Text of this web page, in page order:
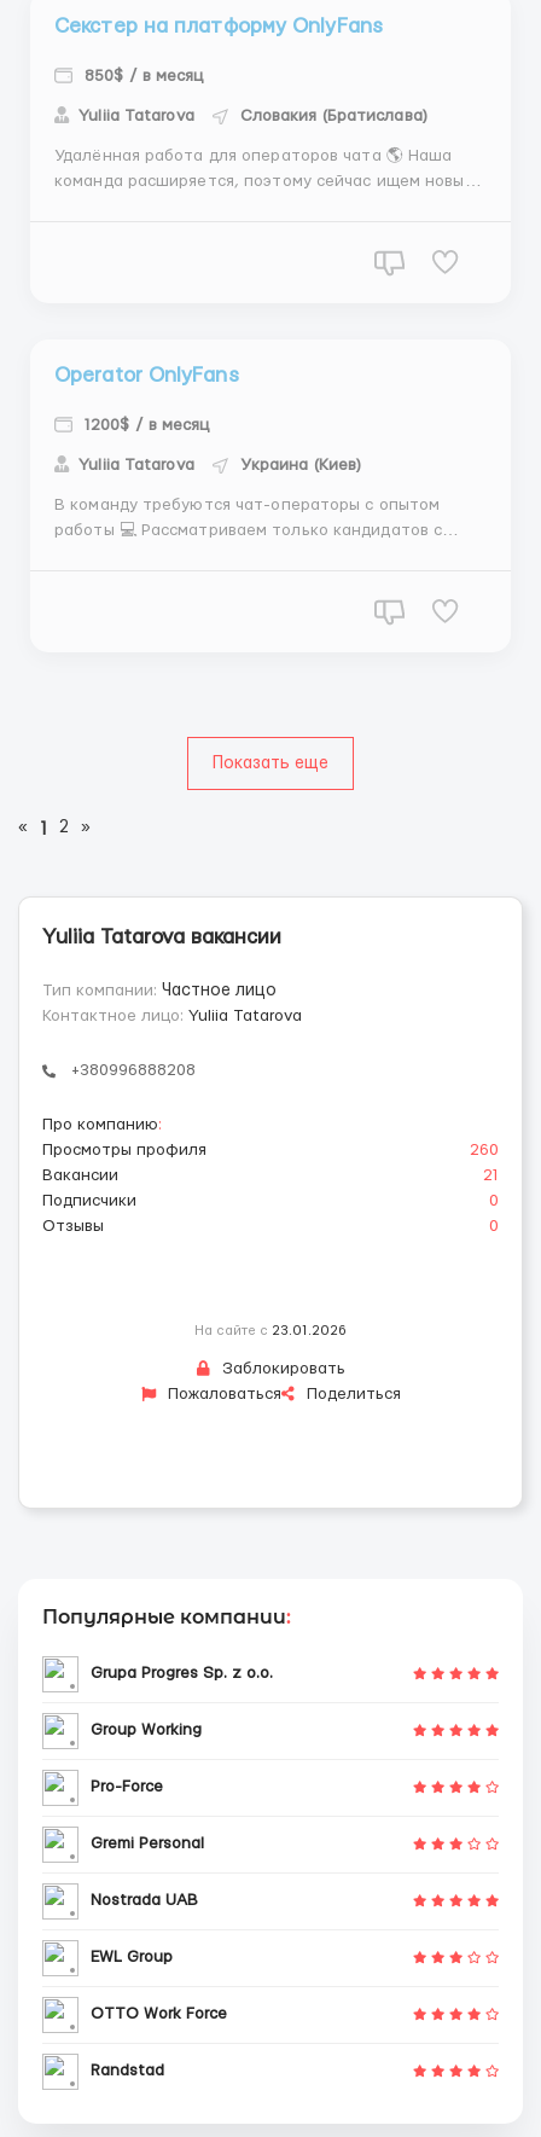
Секстер на платформу OnlyFans
850$ / в месяц
Yuliia Tatarova Словакия (Братислава)
Удалённая работа для операторов чата 🌎 Наша
команда расширяется, поэтому сейчас ищем новых
Обучение даже для новичков 🔹 Помощь
Operator OnlyFans
1200$ / в месяц
Yuliia Tatarova Украина (Киев)
В команду требуются чат-операторы с опытом
работы 💻 Рассматриваем только кандидатов с
специфику общения — будем рады сотрудничеству
Показать еще
« 2 »
Yuliia Tatarova вакансии
Тип компании: Частное лицо
Контактное лицо: Yuliia Tatarova
+380996888208
Про компанию:
Просмотры профиля
260
Вакансии
21
Подписчики
0
Отзывы
0
На сайте с 23.01.2026
Заблокировать
Пожаловаться
Поделиться
Популярные компании:
Grupa Progres Sp. z o.o.
Group Working
Pro-Force
Gremi Personal
Nostrada UAB
EWL Group
OTTO Work Force
Randstad